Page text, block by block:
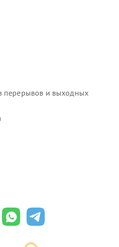
перерывов и выходных